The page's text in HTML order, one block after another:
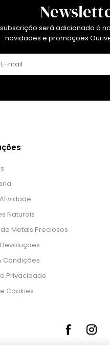
será adicionado à
novidades e promoções
Naturais
Metais Preciosos
Condições
Privacidade
Cookies